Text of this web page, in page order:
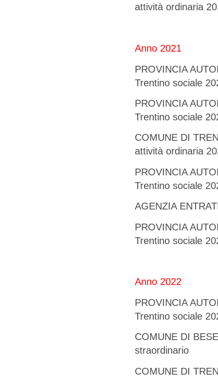
attività ordinaria
Anno 2021
PROVINCIA
Trentino sociale
PROVINCIA
Trentino sociale
COMUNE DI
attività ordinaria
PROVINCIA
Trentino sociale
AGENZIA
PROVINCIA
Trentino sociale
Anno 2022
PROVINCIA
Trentino sociale
COMUNE DI
straordinario
COMUNE DI